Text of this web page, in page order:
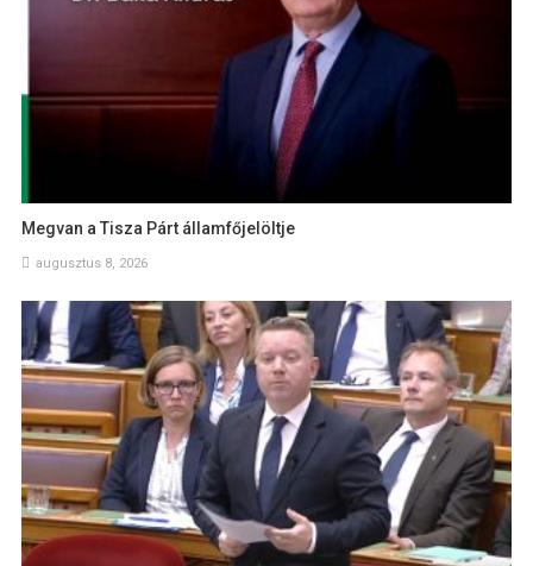
Megvan a Tisza Párt államfőjelöltje
augusztus 8, 2026